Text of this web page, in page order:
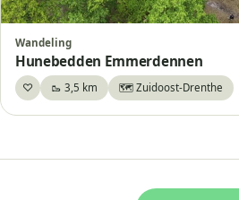
Wandeling
Hunebedden Emmerdennen
♡Bewaar🥾 3,5 km 🗺️ Zuidoost-Drenthe